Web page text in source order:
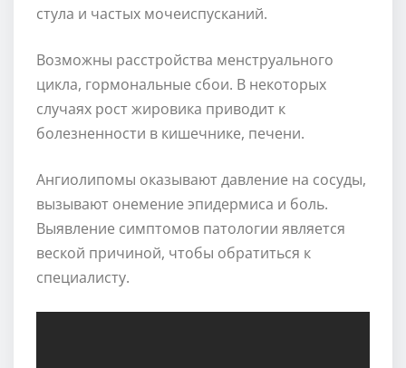
стула и частых мочеиспусканий.
Возможны расстройства менструального
цикла, гормональные сбои. В некоторых
случаях рост жировика приводит к
болезненности в кишечнике, печени.
Ангиолипомы оказывают давление на сосуды,
вызывают онемение эпидермиса и боль.
Выявление симптомов патологии является
веской причиной, чтобы обратиться к
специалисту.